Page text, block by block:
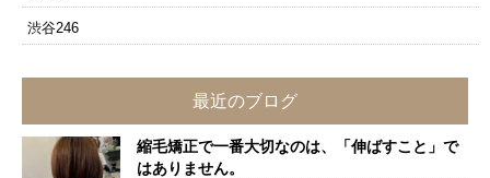
渋谷246
最近のブログ
縮毛矯正で一番大切なのは、「伸ばすこと」で
はありません。